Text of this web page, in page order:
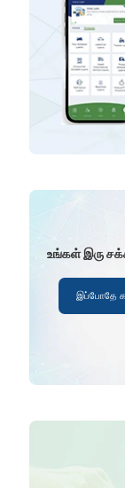
உங்கள் இரு
இப்போதே